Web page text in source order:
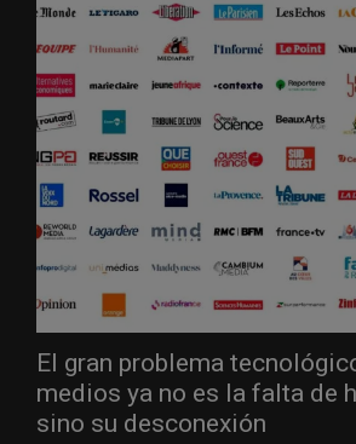
El gran problema
medios ya no es la falta de
sino su desconexión